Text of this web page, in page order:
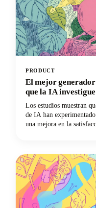
PRODUCT
El mejor generador
que la IA
Los estudios muestran
de IA han
una mejora en la
eficiente respaldado por